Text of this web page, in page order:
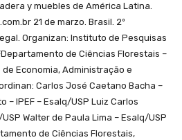
y muebles de América Latina.
21 de marzo. Brasil. 2º
Organizan: Instituto de Pesquisas
de Ciências Florestais –
Economia, Administração e
Carlos José Caetano Bacha –
– IPEF – Esalq/USP Luiz Carlos
Walter de Paula Lima – Esalq/USP
de Ciências Florestais,